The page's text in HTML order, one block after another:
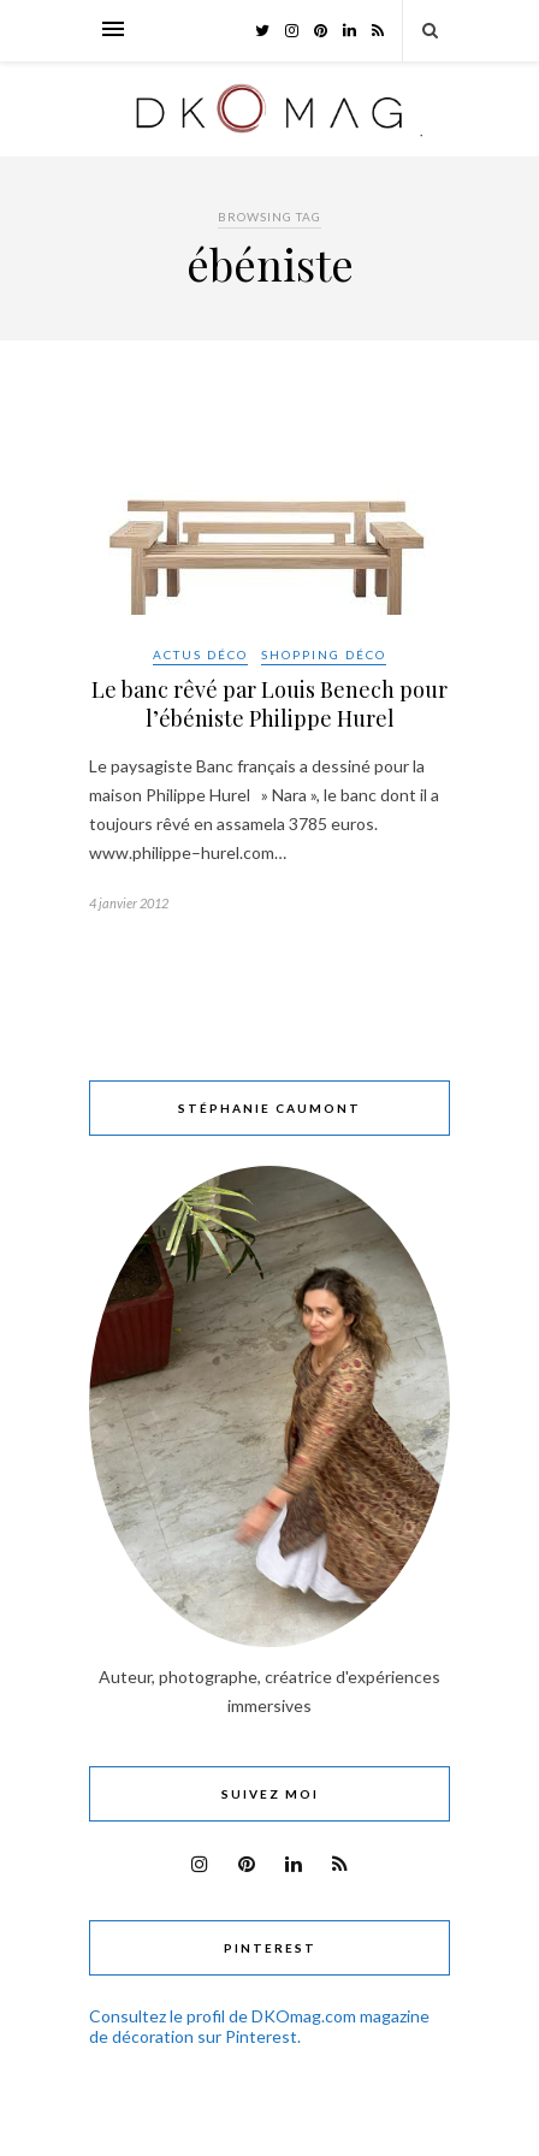
BROWSING TAG
ébéniste
ACTUS DÉCO SHOPPING DÉCO
Le banc rêvé par Louis Benech pour
l’ébéniste Philippe Hurel
Le paysagiste Banc français a dessiné pour la
maison Philippe Hurel » Nara », le banc dont il a
toujours rêvé en assamela 3785 euros.
www.philippe–hurel.com…
4 janvier 2012
STÉPHANIE CAUMONT
Auteur, photographe, créatrice d'expériences
immersives
SUIVEZ MOI
PINTEREST
Consultez le profil de DKOmag.com magazine
de décoration sur Pinterest.